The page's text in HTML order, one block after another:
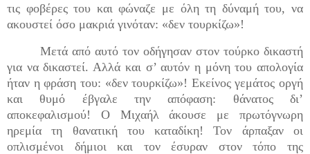
τις φοβέρες του και φώναζε με όλη τη δύναμή του, να
ακουστεί όσο μακριά γινόταν: «δεν τουρκίζω»!
Μετά από αυτό τον οδήγησαν στον τούρκο δικαστή
για να δικαστεί. Αλλά και σ’ αυτόν η μόνη του απολογία
ήταν η φράση του: «δεν τουρκίζω»! Εκείνος γεμάτος οργή
και θυμό έβγαλε την απόφαση: θάνατος δι’
αποκεφαλισμού! Ο Μιχαήλ άκουσε με πρωτόγνωρη
ηρεμία τη θανατική του καταδίκη! Τον άρπαξαν οι
οπλισμένοι δήμιοι και τον έσυραν στον τόπο της